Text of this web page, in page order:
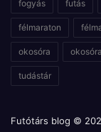
fogyás futás
félmaraton
okosóra
tudástár
Futótárs blog ©